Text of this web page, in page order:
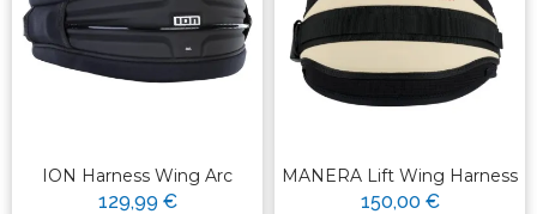
ION Harness Wing Arc
129,99 €
MANERA Lift Wing Harness
150,00 €